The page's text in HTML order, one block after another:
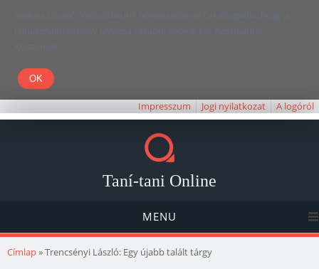
Kedves Olvasó! Weboldalunk böngészésével Ön elfogadja, hogy a
felhasználói élmény javítása céljából cookie-kat használunk.
Köszönjük!
Impresszum Jogi nyilatkozat A logóról
Taní-tani Online
MENU
Jelenlegi hely
Címlap» Trencsényi László: Egy újabb talált tárgy